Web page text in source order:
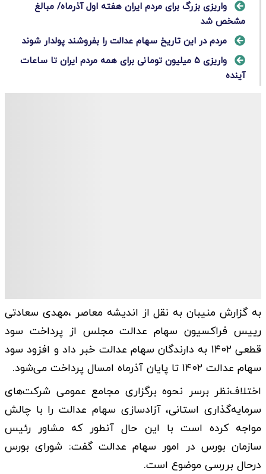
واریزی بزرگ برای مردم ایران هفته اول آذرماه/ مبالغ
مشخص شد
مردم در این تاریخ سهام عدالت را بفروشند پولدار شوند
واریزی ۵ میلیون تومانی برای همه مردم ایران تا ساعات
آینده
به گزارش منیبان به نقل از اندیشه معاصر ،مهدی سعادتی
رییس فراکسیون سهام عدالت مجلس از پرداخت سود
قطعی ۱۴۰۲ به دارندگان سهام عدالت خبر داد و افزود سود
سهام عدالت ۱۴۰۲ تا پایان آذرماه امسال پرداخت می‌شود.
اختلاف‌نظر برسر نحوه برگزاری مجامع عمومی شرکت‌های
سرمایه‌گذاری استانی، آزادسازی‌ سهام عدالت را با چالش
مواجه کرده است با این حال آنطور که مشاور رئیس
سازمان بورس در امور سهام عدالت گفت: شورای بورس
درحال بررسی موضوع است.